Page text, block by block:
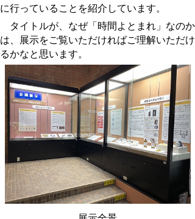
に行っていることを紹介しています。
タイトルが、なぜ「時間よとまれ」なのか
は、展示をご覧いただければご理解いただけ
るかなと思います。